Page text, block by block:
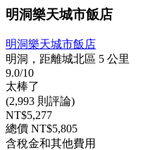
明洞樂天城市飯店
明洞樂天城市飯店
明洞，距離城北區 5 公里
9.0/10
太棒了
(2,993 則評論)
NT$5,277
總價 NT$5,805
含稅金和其他費用